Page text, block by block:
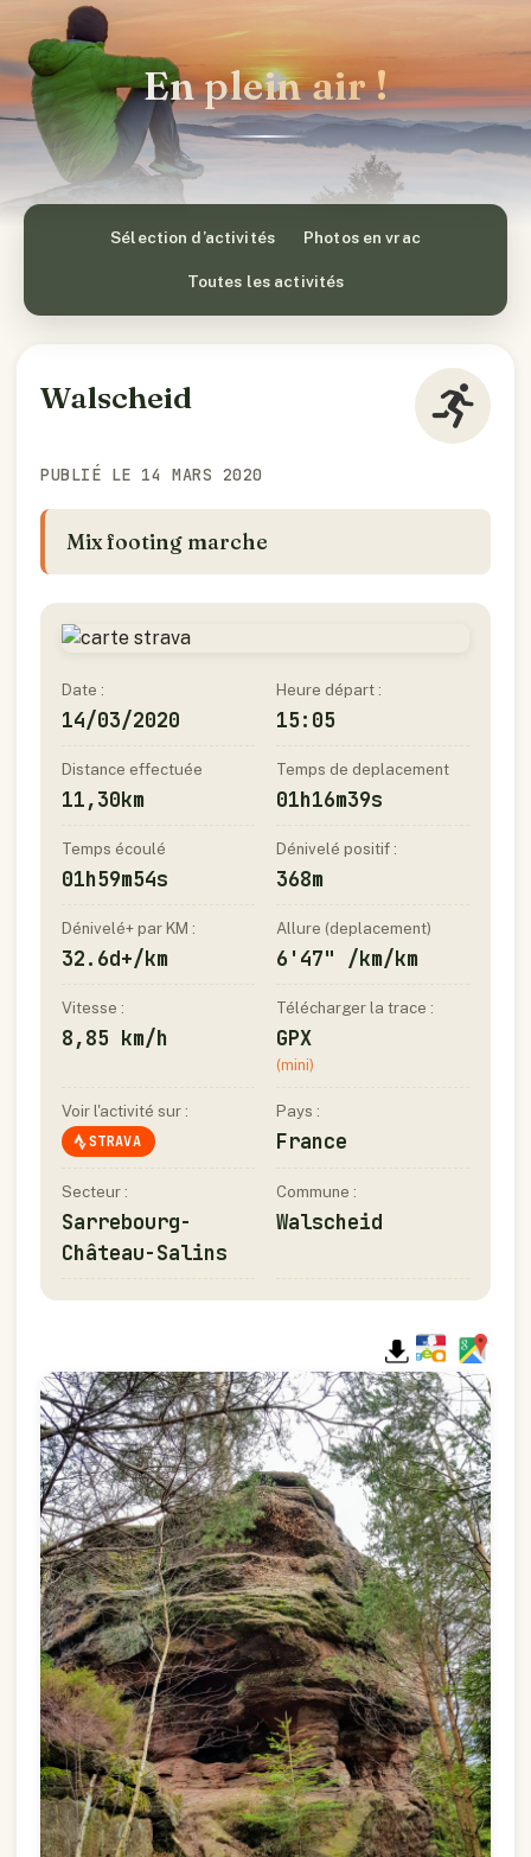
En plein air !
Sélection d’activités Photos en vrac
Toutes les activités
Walscheid
PUBLIÉ LE 14 MARS 2020
Mix footing marche
Date :
14/03/2020
Heure départ :
15:05
Distance effectuée
11,30km
Temps de deplacement
01h16m39s
Temps écoulé
01h59m54s
Dénivelé positif :
368m
Dénivelé+ par KM :
32.6d+/km
Allure (deplacement)
6'47" /km/km
Vitesse :
8,85 km/h
Télécharger la trace :
GPX
(mini)
Voir l'activité sur :
STRAVA
Pays :
France
Secteur :
Sarrebourg-
Château-Salins
Commune :
Walscheid